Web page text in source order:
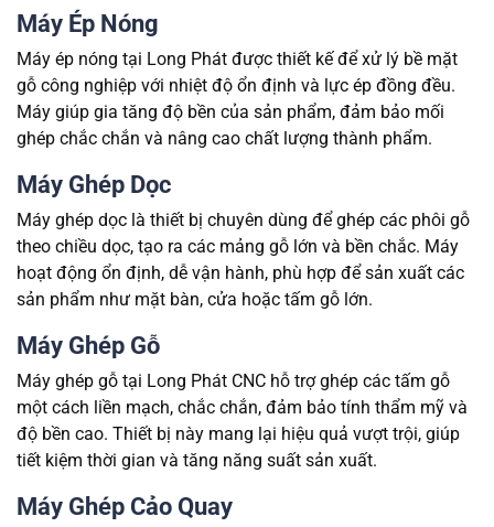
Máy Ép Nóng
Máy ép nóng tại Long Phát được thiết kế để xử lý bề mặt
gỗ công nghiệp với nhiệt độ ổn định và lực ép đồng đều.
Máy giúp gia tăng độ bền của sản phẩm, đảm bảo mối
ghép chắc chắn và nâng cao chất lượng thành phẩm.
Máy Ghép Dọc
Máy ghép dọc là thiết bị chuyên dùng để ghép các phôi gỗ
theo chiều dọc, tạo ra các mảng gỗ lớn và bền chắc. Máy
hoạt động ổn định, dễ vận hành, phù hợp để sản xuất các
sản phẩm như mặt bàn, cửa hoặc tấm gỗ lớn.
Máy Ghép Gỗ
Máy ghép gỗ tại Long Phát CNC hỗ trợ ghép các tấm gỗ
một cách liền mạch, chắc chắn, đảm bảo tính thẩm mỹ và
độ bền cao. Thiết bị này mang lại hiệu quả vượt trội, giúp
tiết kiệm thời gian và tăng năng suất sản xuất.
Máy Ghép Cảo Quay